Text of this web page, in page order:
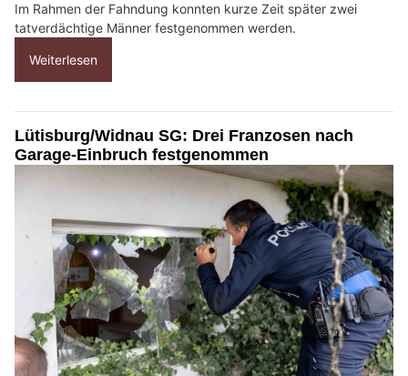
Im Rahmen der Fahndung konnten kurze Zeit später zwei
tatverdächtige Männer festgenommen werden.
Weiterlesen
Lütisburg/Widnau SG: Drei Franzosen nach
Garage-Einbruch festgenommen